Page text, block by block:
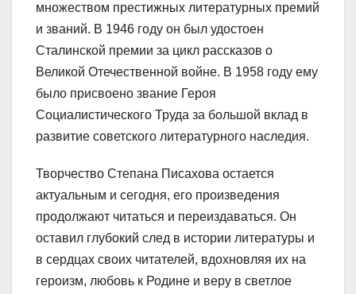
множеством престижных литературных премий
и званий. В 1946 году он был удостоен
Сталинской премии за цикл рассказов о
Великой Отечественной войне. В 1958 году ему
было присвоено звание Героя
Социалистического Труда за большой вклад в
развитие советского литературного наследия.
Творчество Степана Писахова остается
актуальным и сегодня, его произведения
продолжают читаться и переиздаваться. Он
оставил глубокий след в истории литературы и
в сердцах своих читателей, вдохновляя их на
героизм, любовь к Родине и веру в светлое